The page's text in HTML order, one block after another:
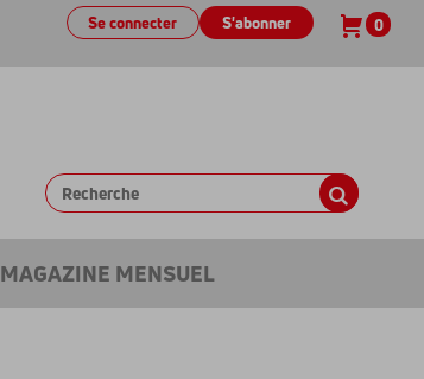
S'abonner
Se connecter 0
MAGAZINE MENSUEL